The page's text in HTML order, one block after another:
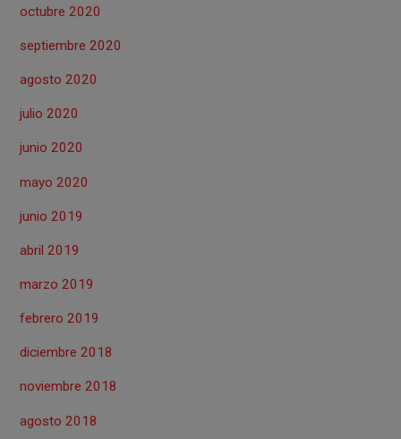
octubre 2020
septiembre 2020
agosto 2020
julio 2020
junio 2020
mayo 2020
junio 2019
abril 2019
marzo 2019
febrero 2019
diciembre 2018
noviembre 2018
agosto 2018